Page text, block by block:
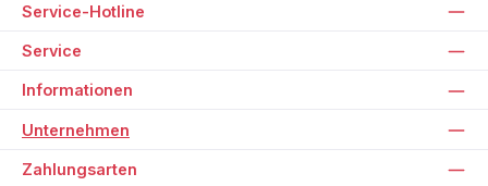
Service-Hotline
Service
Informationen
Unternehmen
Zahlungsarten